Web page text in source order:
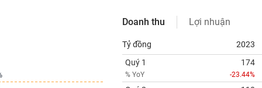
Doanh thu Lợi nhuận
Tỷ đồng 2023
Quý 1
% YoY
174
-23.44%